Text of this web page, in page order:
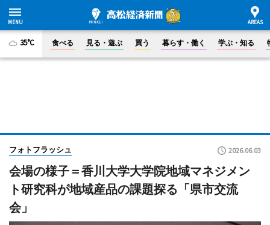
35°C 食べる 見る・遊ぶ 買う 暮らす・働く 学ぶ・知る
フォトフラッシュ 2026.06.03
会場の様子＝香川大学大学院地域マネジメン
ト研究科が地域産品の課題探る「県市交流
会」